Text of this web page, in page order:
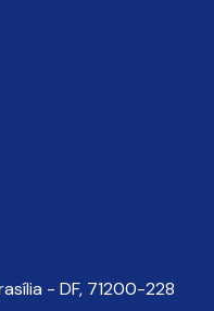
- DF, 71200-228